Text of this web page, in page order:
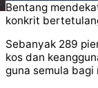
Bentang
konkrit
Sebanyak 289
kos dan
guna semula